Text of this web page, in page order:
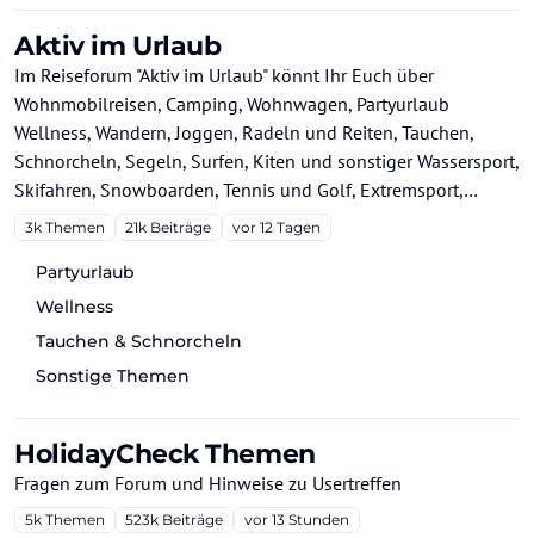
Aktiv im Urlaub
Im Reiseforum "Aktiv im Urlaub" könnt Ihr Euch über
Wohnmobilreisen, Camping, Wohnwagen, Partyurlaub
Wellness, Wandern, Joggen, Radeln und Reiten, Tauchen,
Schnorcheln, Segeln, Surfen, Kiten und sonstiger Wassersport,
Skifahren, Snowboarden, Tennis und Golf, Extremsport,
sonstiger Sport, Motorradreisen, Fotografie,
Kulinarisches austauschen.
3k Themen 21k Beiträge vor 12 Tagen
Partyurlaub
Wellness
Tauchen & Schnorcheln
Sonstige Themen
HolidayCheck Themen
Fragen zum Forum und Hinweise zu Usertreffen
5k Themen 523k Beiträge vor 13 Stunden